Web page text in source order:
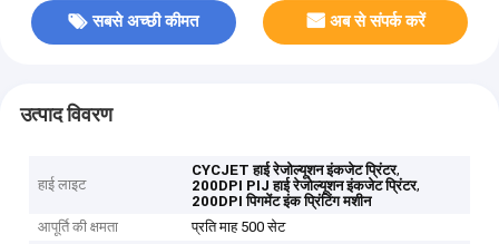
सबसे अच्छी कीमत अब से संपर्क करें
उत्पाद विवरण
हाई लाइट
CYCJET हाई रेजोल्यूशन इंकजेट प्रिंटर,
200DPI PIJ हाई रेजोल्यूशन इंकजेट प्रिंटर,
200DPI पिगमेंट इंक प्रिंटिंग मशीन
आपूर्ति की क्षमता
प्रति माह 500 सेट